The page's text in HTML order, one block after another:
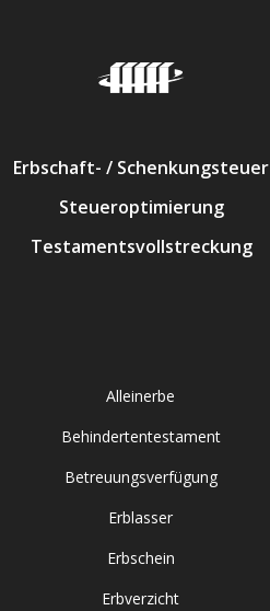
Erbschaft- / Schenkungsteuer
Steueroptimierung
Testamentsvollstreckung
Alleinerbe
Behindertentestament
Betreuungsverfügung
Erblasser
Erbschein
Erbverzicht